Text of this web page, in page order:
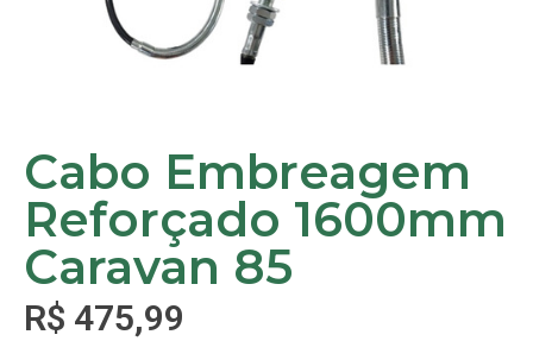
Cabo Embreagem
Reforçado 1600mm
Caravan 85
R$ 475,99